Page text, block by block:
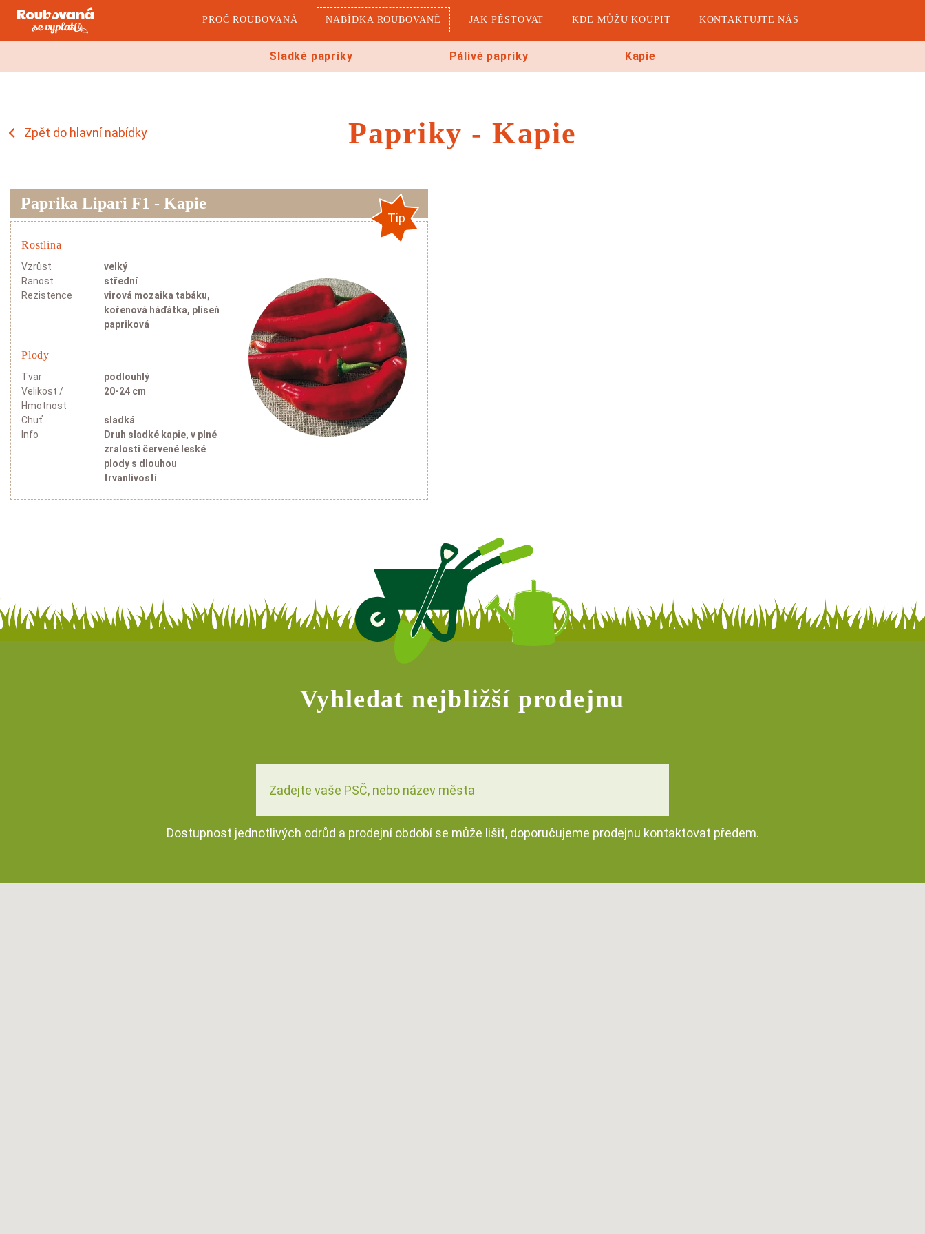
PROČ ROUBOVANÁ NABÍDKA ROUBOVANÉ JAK PĚSTOVAT KDE MŮŽU KOUPIT KONTAKTUJTE NÁS
Rajčata
Kulatá rajčata
Soudková rajčata
Koktejlová rajčata
Okurky
Minihadovky
Nakladačky
Papriky
Sladké papriky
Pálivé papriky
Sladké papriky Pálivé papriky Kapie
Zpět do hlavní nabídky Papriky - Kapie
Paprika Lipari F1 - Kapie
Rostlina
Vzrůst
velký
Ranost
střední
Rezistence
virová mozaika tabáku,
kořenová háďátka, plíseň
papriková
Plody
Tvar
podlouhlý
Velikost /
Hmotnost
20-24 cm
Chuť
sladká
Info
Druh sladké kapie, v plné
zralosti červené leské
plody s dlouhou
trvanlivostí
Tip
Vyhledat nejbližší prodejnu
Dostupnost jednotlivých odrůd a prodejní období se může lišit, doporučujeme prodejnu kontaktovat předem.